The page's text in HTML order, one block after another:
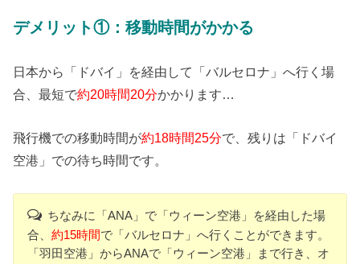
デメリット①：移動時間がかかる
日本から「ドバイ」を経由して「バルセロナ」へ行く場
合、最短で約20時間20分かかります…
飛行機での移動時間が約18時間25分で、残りは「ドバイ
空港」での待ち時間です。
ちなみに「ANA」で「ウィーン空港」を経由した場
合、約15時間で「バルセロナ」へ行くことができます。
「羽田空港」からANAで「ウィーン空港」まで行き、オ